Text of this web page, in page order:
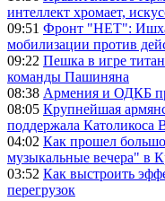
интеллект хромает,
09:51 Фронт "НЕТ":
мобилизации против
09:22 Пешка в игре
команды Пашиняна
08:38 Армения и ОДКБ
08:05 Крупнейшая
поддержала Католикоса
04:02 Как прошел
музыкальные вечера" в
03:52 Как выстроить
перегрузок